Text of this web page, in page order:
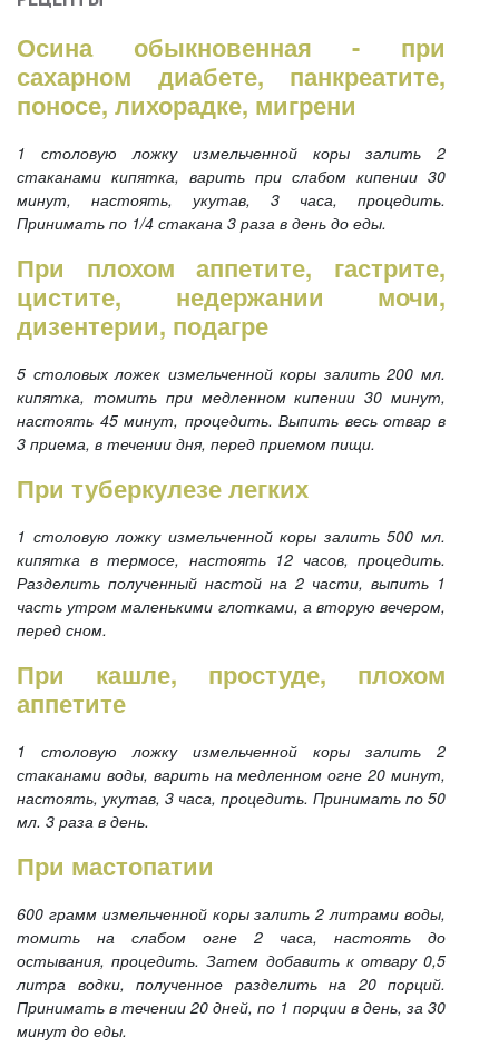
Осина обыкновенная - при
сахарном диабете, панкреатите,
поносе, лихорадке, мигрени
1 столовую ложку измельченной коры залить 2
стаканами кипятка, варить при слабом кипении 30
минут, настоять, укутав, 3 часа, процедить.
Принимать по 1/4 стакана 3 раза в день до еды.
При плохом аппетите, гастрите,
цистите, недержании мочи,
дизентерии, подагре
5 столовых ложек измельченной коры залить 200 мл.
кипятка, томить при медленном кипении 30 минут,
настоять 45 минут, процедить. Выпить весь отвар в
3 приема, в течении дня, перед приемом пищи.
При туберкулезе легких
1 столовую ложку измельченной коры залить 500 мл.
кипятка в термосе, настоять 12 часов, процедить.
Разделить полученный настой на 2 части, выпить 1
часть утром маленькими глотками, а вторую вечером,
перед сном.
При кашле, простуде, плохом
аппетите
1 столовую ложку измельченной коры залить 2
стаканами воды, варить на медленном огне 20 минут,
настоять, укутав, 3 часа, процедить. Принимать по 50
мл. 3 раза в день.
При мастопатии
600 грамм измельченной коры залить 2 литрами воды,
томить на слабом огне 2 часа, настоять до
остывания, процедить. Затем добавить к отвару 0,5
литра водки, полученное разделить на 20 порций.
Принимать в течении 20 дней, по 1 порции в день, за 30
минут до еды.